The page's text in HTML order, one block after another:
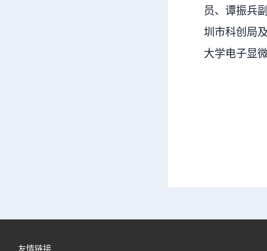
员、谭振兵
圳市科创局
大学电子显
友情链接